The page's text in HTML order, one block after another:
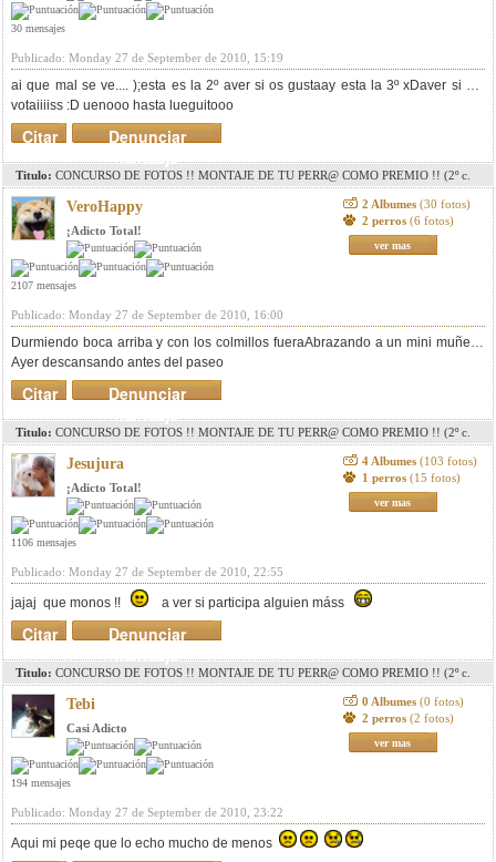
30 mensajes
Publicado: Monday 27 de September de 2010, 15:19
ai que mal se ve.... );esta es la 2º aver si os gustaay esta la 3º xDaver si me
votaiiiiss :D uenooo hasta lueguitooo
Denunciar
mensaje
Citar
Titulo: CONCURSO DE FOTOS !! MONTAJE DE TU PERR@ COMO PREMIO !! (2º c.
pag. 8)(3r c. pag. 11)(4º c. pag. 15)(5º c. pag.18)
VeroHappy
¡Adicto Total!
2107 mensajes
2 Albumes (30 fotos)
2 perros (6 fotos)
ver mas
Publicado: Monday 27 de September de 2010, 16:00
Durmiendo boca arriba y con los colmillos fueraAbrazando a un mini muñeco
Ayer descansando antes del paseo
Denunciar
mensaje
Citar
Titulo: CONCURSO DE FOTOS !! MONTAJE DE TU PERR@ COMO PREMIO !! (2º c.
pag. 8)(3r c. pag. 11)(4º c. pag. 15)(5º c. pag.18)
Jesujura
¡Adicto Total!
1106 mensajes
4 Albumes (103 fotos)
1 perros (15 fotos)
ver mas
Publicado: Monday 27 de September de 2010, 22:55
jajaj que monos !! a ver si participa alguien máss
Denunciar
mensaje
Citar
Titulo: CONCURSO DE FOTOS !! MONTAJE DE TU PERR@ COMO PREMIO !! (2º c.
pag. 8)(3r c. pag. 11)(4º c. pag. 15)(5º c. pag.18)
Tebi
Casi Adicto
194 mensajes
0 Albumes (0 fotos)
2 perros (2 fotos)
ver mas
Publicado: Monday 27 de September de 2010, 23:22
Aqui mi peqe que lo echo mucho de menos